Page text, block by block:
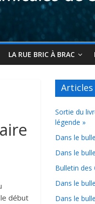
LA RUE BRIC À BRAC
début
Sortie du
légende »
Dans le
Dans le
Bulletin des
Dans le
Dans le